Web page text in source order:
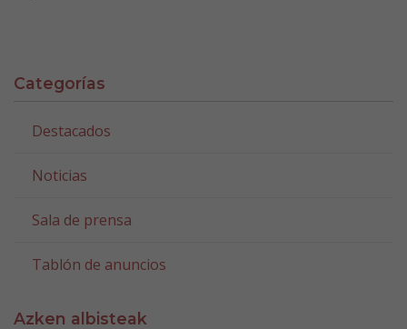
Categorías
Destacados
Noticias
Sala de prensa
Tablón de anuncios
Azken albisteak